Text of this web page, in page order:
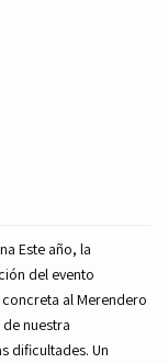
Este año, la
del evento
al Merendero
nuestra
dificultades. Un